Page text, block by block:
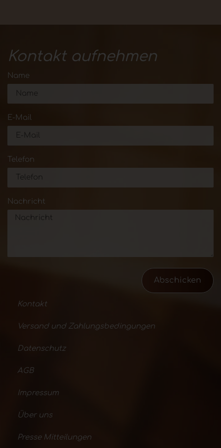
Kontakt aufnehmen
Name
E-Mail
Telefon
Nachricht
Abschicken
Kontakt
Versand und Zahlungsbedingungen
Datenschutz
AGB
Impressum
Über uns
Presse Mitteilungen